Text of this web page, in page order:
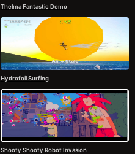
Thelma Fantastic Demo
Hydrofoil Surfing
Shooty Shooty Robot Invasion